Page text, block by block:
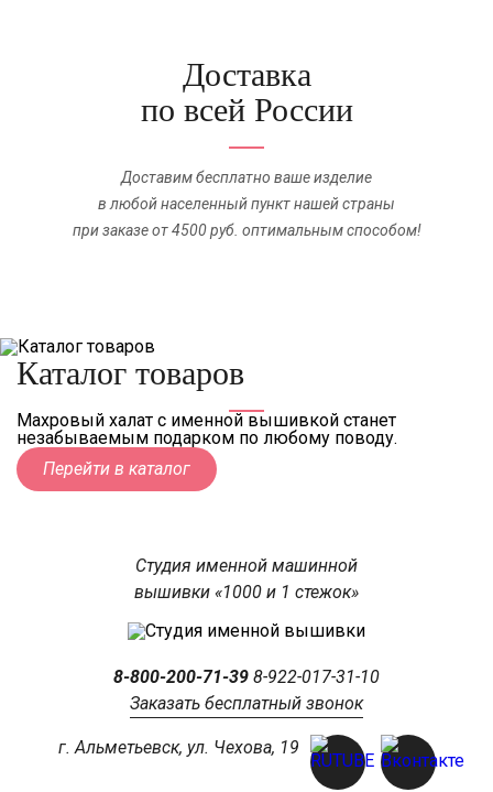
Доставка
по всей России
Доставим бесплатно ваше изделие
в любой населенный пункт нашей страны
при заказе от 4500 руб. оптимальным способом!
Каталог товаров
Махровый халат с именной вышивкой станет
незабываемым подарком по любому поводу.
Перейти в каталог
Студия именной машинной
вышивки «1000 и 1 стежок»
8-800-200-71-39 8-922-017-31-10
Заказать бесплатный звонок
г. Альметьевск, ул. Чехова, 19